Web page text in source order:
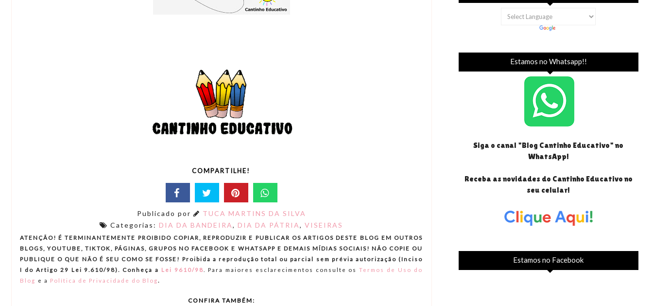
COMPARTILHE!
Publicado por
TUCA MARTINS DA SILVA
Categorias:DIA DA BANDEIRA,DIA DA PÁTRIA,VISEIRAS
ATENÇÃO! É TERMINANTEMENTE PROIBIDO COPIAR, REPRODUZIR E PUBLICAR OS ARTIGOS DESTE BLOG EM OUTROS
BLOGS, YOUTUBE, TIKTOK, PÁGINAS, GRUPOS NO FACEBOOK E WHATSAPP E DEMAIS MÍDIAS SOCIAIS! NÃO COPIE OU
PUBLIQUE O QUE NÃO É SEU COMO SE FOSSE! Proibida a reprodução total ou parcial sem prévia autorização (Inciso
I do Artigo 29 Lei 9.610/98). Conheça a Lei 9610/98 Para maiores esclarecimentos consulte osTermos de Uso do
Blog e a Política de Privacidade do Blog.
CONFIRA TAMBÉM:
Estamos no Whatsapp!!
Siga o canal "Blog Cantinho Educativo" no
WhatsApp!
Receba as novidades do Cantinho Educativo no
seu celular!
Estamos no Facebook